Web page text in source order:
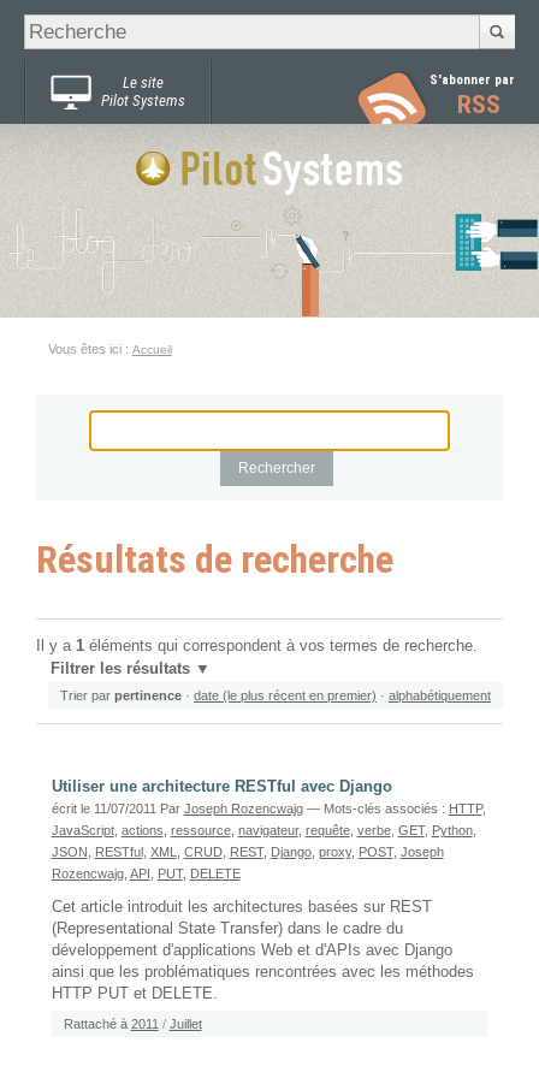
Chercher par
Recherche
avancée…
Le site
Pilot Systems
S'abonner par
RSS
Vous êtes ici : Accueil
Résultats de recherche
Il y a 1 éléments qui correspondent à vos termes de recherche.
Filtrer les résultats
Trier par pertinence · date (le plus récent en premier) · alphabétiquement
Utiliser une architecture RESTful avec Django
écrit le 11/07/2011 Par Joseph Rozencwajg — Mots-clés associés : HTTP,
JavaScript, actions ressource, navigateur, requête, verbe, GET, Python,
JSON
RESTful, XML CRUD, REST, Django, proxy, POST, Joseph
Rozencwajg, API PUT, DELETE
Cet article introduit les architectures basées sur REST
(Representational State Transfer) dans le cadre du
développement d'applications Web et d'APIs avec Django
ainsi que les problématiques rencontrées avec les méthodes
HTTP PUT et DELETE.
Rattaché à 2011 / Juillet